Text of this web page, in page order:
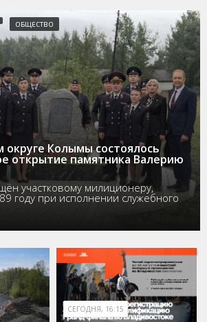
ОБЩЕСТВО
округе Колымы состоялось
открытие памятника Валерию
участковому милиционеру,
году при исполнении служебного
СЕГОДНЯ, 16:15